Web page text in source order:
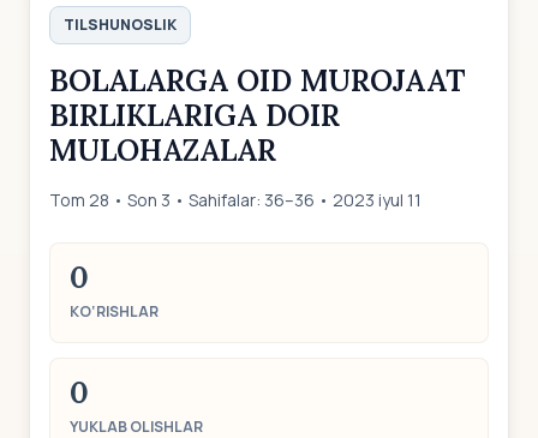
TILSHUNOSLIK
BOLALARGA OID MUROJAAT
BIRLIKLARIGA DOIR
MULOHAZALAR
Tom 28 • Son 3 • Sahifalar: 36–36 • 2023 iyul 11
0
KO‘RISHLAR
0
YUKLAB OLISHLAR